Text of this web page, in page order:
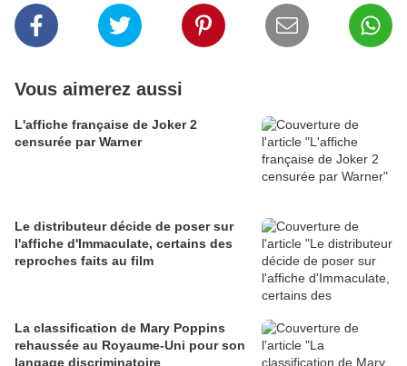
Vous aimerez aussi
L'affiche française de Joker 2
censurée par Warner
Le distributeur décide de poser sur
l'affiche d'Immaculate, certains des
reproches faits au film
La classification de Mary Poppins
rehaussée au Royaume-Uni pour son
langage discriminatoire